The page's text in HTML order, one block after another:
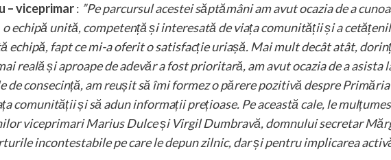
– viceprimar: ”Pe parcursul acestei săptămâni am avut ocazia de a
o echipă unită, competență și interesată de viața comunității și a
echipă, fapt ce mi-a oferit o satisfacție uriașă. Mai mult decât atât,
reală și aproape de adevăr a fost prioritară, am avut ocazia de a
de consecință, am reușit să îmi formez o părere pozitivă despre
comunității și să adun informații prețioase. Pe această cale, le
viceprimari Marius Dulce și Virgil Dumbravă, domnului secretar
incontestabile pe care le depun zilnic, dar și pentru implicarea